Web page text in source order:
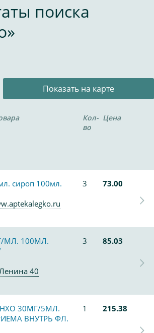
поиска
Показать на карте
Кол-
во
Цена
сироп 100мл. 3
73.00
МЛ. 100МЛ.
3 85.03
40
30МГ/5МЛ.
ВНУТРЬ ФЛ.
1 215.38